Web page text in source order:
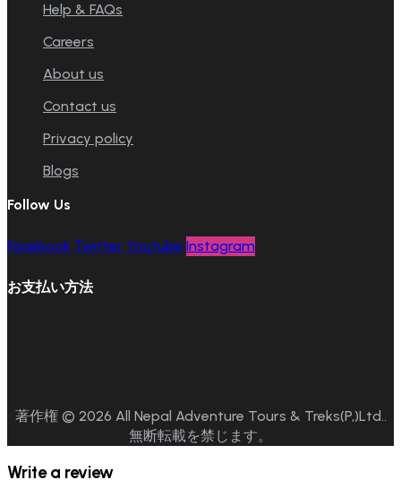
Help & FAQs
Careers
About us
Contact us
Privacy policy
Blogs
Follow Us
Facebook Twitter Youtube Instagram
お支払い方法
著作権 © 2026 All Nepal Adventure Tours & Treks(P,)Ltd..
無断転載を禁じます。
Write a review